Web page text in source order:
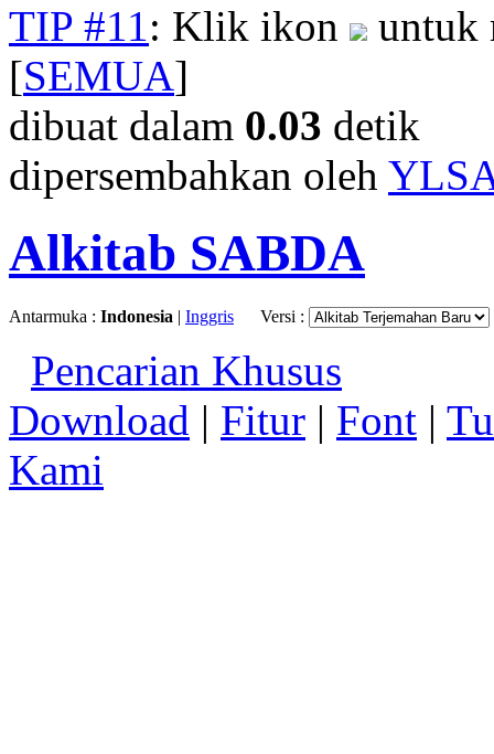
TIP #11: Klik ikon
untuk
[SEMUA]
dibuat dalam 0.03 detik
dipersembahkan oleh
Alkitab SABDA
Antarmuka : Indonesia | Inggris Versi :
Pencarian Khusus
Download | Fitur | Font |
Kami